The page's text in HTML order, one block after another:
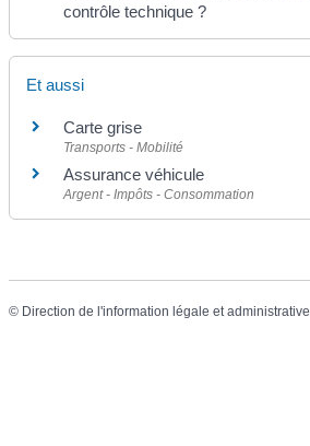
contrôle technique ?
Et aussi
Carte grise
Transports - Mobilité
Assurance véhicule
Argent - Impôts - Consommation
© Direction de l'information légale et administrative